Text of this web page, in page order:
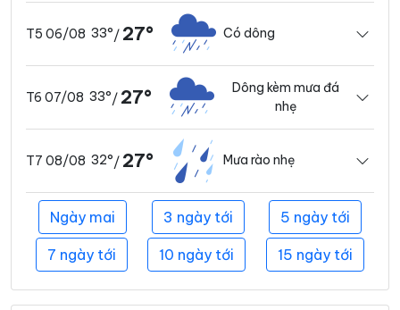
T5 06/08 33°/ 27° Có dông
T6 07/08 33°/ 27°
Dông kèm mưa đá
nhẹ
T7 08/08 32°/ 27° Mưa rào nhẹ
Ngày mai 3 ngày tới 5 ngày tới
7 ngày tới 10 ngày tới 15 ngày tới